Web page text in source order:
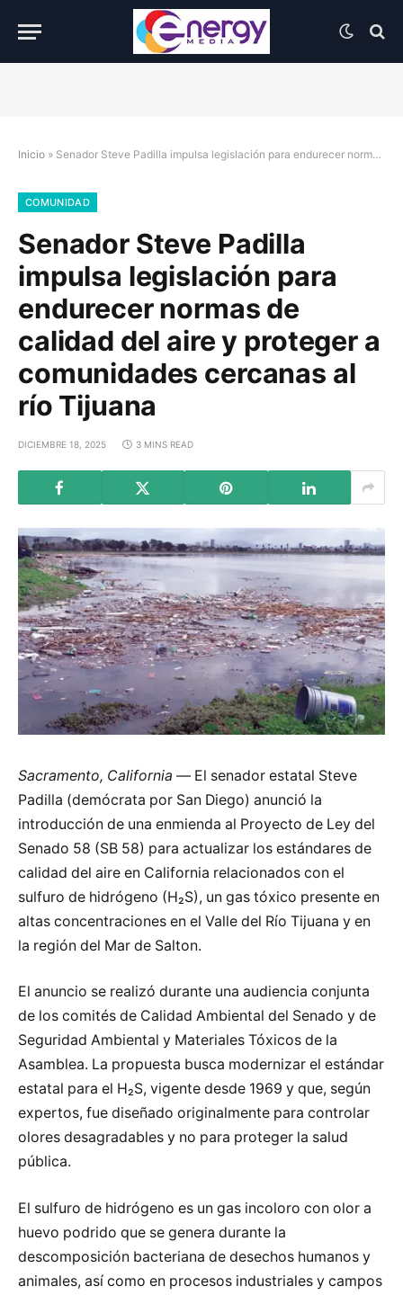
Inicio » Senador Steve Padilla impulsa legislación para endurecer normas de calidad del aire y proteger a comunidades cercanas al río Tijuana
COMUNIDAD
Senador Steve Padilla
impulsa legislación para
endurecer normas de
calidad del aire y proteger a
comunidades cercanas al
río Tijuana
DICIEMBRE 18, 2025 3 MINS READ
Sacramento, California — El senador estatal Steve
Padilla (demócrata por San Diego) anunció la
introducción de una enmienda al Proyecto de Ley del
Senado 58 (SB 58) para actualizar los estándares de
calidad del aire en California relacionados con el
sulfuro de hidrógeno (H₂S), un gas tóxico presente en
altas concentraciones en el Valle del Río Tijuana y en
la región del Mar de Salton.
El anuncio se realizó durante una audiencia conjunta
de los comités de Calidad Ambiental del Senado y de
Seguridad Ambiental y Materiales Tóxicos de la
Asamblea. La propuesta busca modernizar el estándar
estatal para el H₂S, vigente desde 1969 y que, según
expertos, fue diseñado originalmente para controlar
olores desagradables y no para proteger la salud
pública.
El sulfuro de hidrógeno es un gas incoloro con olor a
huevo podrido que se genera durante la
descomposición bacteriana de desechos humanos y
animales, así como en procesos industriales y campos